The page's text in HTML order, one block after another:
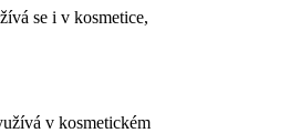
se i v kosmetice,
v kosmetickém